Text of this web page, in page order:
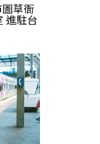
草衙
進駐台